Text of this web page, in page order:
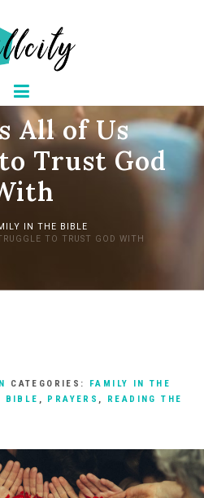
All of Us
Trust God
IN THE BIBLE
TO TRUST GOD WITH
CATEGORIES: FAMILY IN THE
BIBLE , PRAYERS , READING THE